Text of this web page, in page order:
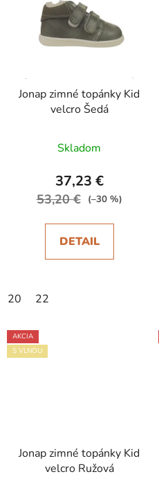
Jonap zimné topánky Kid
velcro Šedá
Skladom
37,23 €
53,20 € (–30 %)
DETAIL
20 22
AKCIA
S VLNOU
Jonap zimné topánky Kid
velcro Ružová